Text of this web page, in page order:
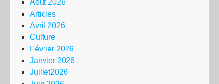
Août 2026
Articles
Avril 2026
Culture
Février 2026
Janvier 2026
Juillet2026